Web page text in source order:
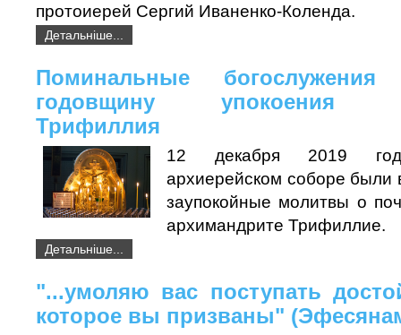
протоиерей Сергий Иваненко-Коленда.
Детальніше...
Поминальные
годовщину упокоения
Трифиллия
12 декабря 2019
архиерейском соборе были
заупокойные молитвы о
архимандрите Трифиллие.
Детальніше...
"...умоляю вас поступать
которое вы призваны"